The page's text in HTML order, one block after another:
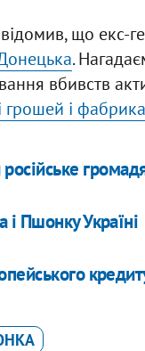
що екс-
.
вбивств
і
Пшонку Україні